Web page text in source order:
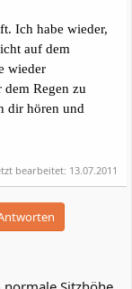
Ich habe wieder,
auf dem
wieder
Regen zu
dir hören und
bearbeitet: 13.07.2011